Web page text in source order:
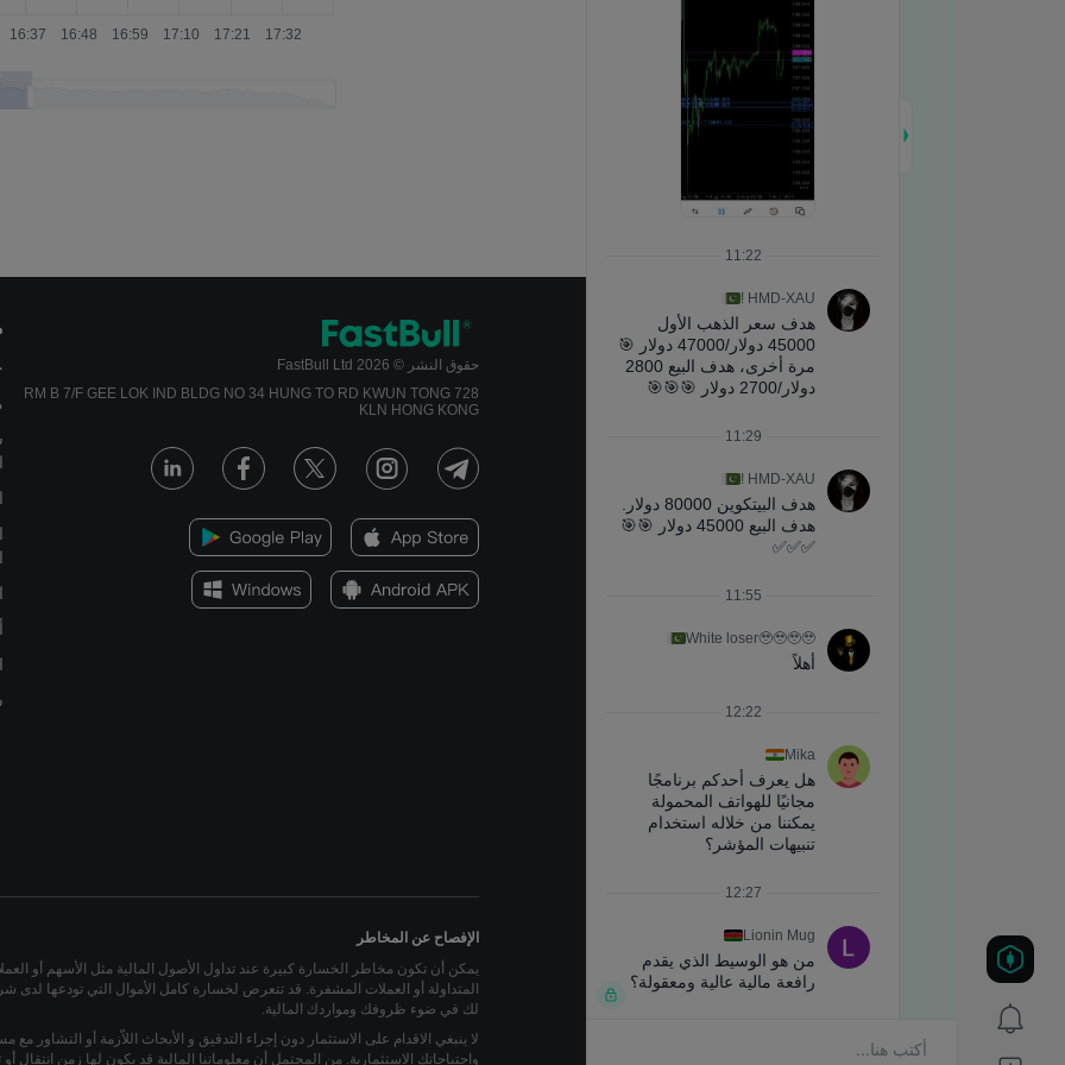
16 أغسطس 2022 ، 01:30
19 يوليو 2022 ، 01:30
21 يونيو 2022 ، 01:30
19 أبريل 2022 ، 01:30
15 مارس 2022 ، 00:30
15 فبراير 2022 ، 00:30
15 يونيو 2021 ، 01:30
18 مايو 2021 ، 01:30
20 أبريل 2021 ، 01:30
حقوق النشر © 2026 FastBull Ltd
728 RM B 7/F GEE LOK IND BLDG NO 34 HUNG TO RD KWUN TONG
KLN HONG KONG
الإفصاح عن المخاطر
يمكن أن تكون مخاطر الخسارة كبيرة عند تداول الأصول المالية مثل الأسهم أو
المتداولة أو العملات المشفرة. قد تتعرض لخسارة كامل الأموال التي تودعها لدى
لك في ضوء ظروفك ومواردك المالية.
لا ينبغي الاقدام على الاستثمار دون إجراء التدقيق و الأبحاث اللاّزمة أو التشاور
واحتياجاتك الاستثمارية. من المحتمل أن معلوماتنا المالية قد يكون لها زمن